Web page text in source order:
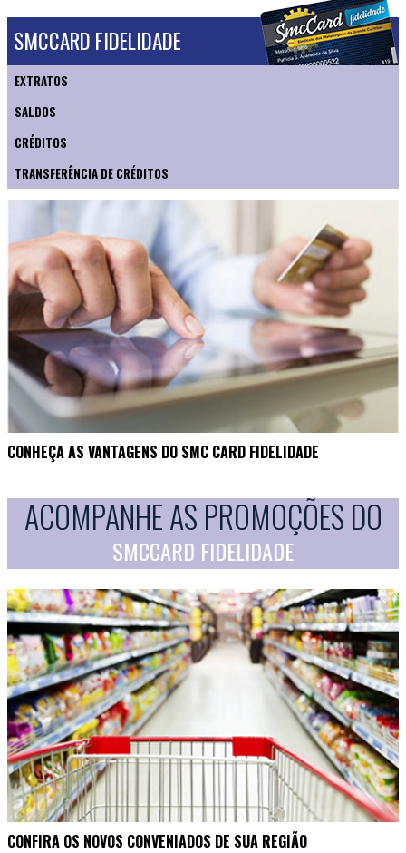
SMCCARD FIDELIDADE
EXTRATOS
SALDOS
CRÉDITOS
TRANSFERÊNCIA DE CRÉDITOS
CONHEÇA AS VANTAGENS DO SMC CARD FIDELIDADE
ACOMPANHE AS PROMOÇÕES DO
SMCCARD FIDELIDADE
CONFIRA OS NOVOS CONVENIADOS DE SUA REGIÃO